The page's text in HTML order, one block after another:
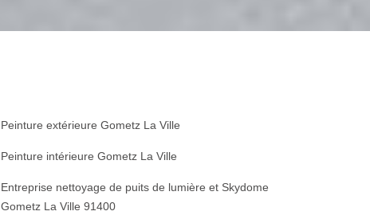
Peinture extérieure Gometz La Ville
Peinture intérieure Gometz La Ville
Entreprise nettoyage de puits de lumière et Skydome
Gometz La Ville 91400